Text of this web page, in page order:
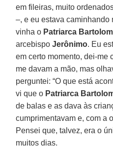
em fileiras, muito
–, e eu estava caminhando
vinha o Patriarca
arcebispoJerônimo. Eu
em certo momento, dei-me
me davam a mão, mas
perguntei: “O que está
vi que o Patriarca
de balas e as dava às
cumprimentavam e, com a
Pensei que, talvez, era o
muitos dias.